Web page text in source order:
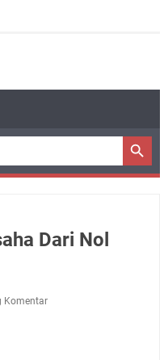
Dari Nol
Komentar